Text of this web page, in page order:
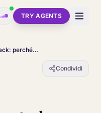
TRY AGENTS
La fine del Frankenstack: perché una piattaforma CX unificata batte una assemblata
Condividi